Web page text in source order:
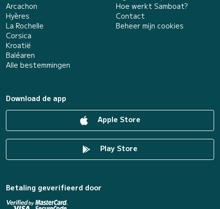
Arcachon
Hyères
La Rochelle
Corsica
Kroatië
Baléaren
Alle bestemmingen
Hoe werkt Samboat?
Contact
Beheer mijn cookies
Download de app
Apple Store
Play Store
Betaling geverifieerd door